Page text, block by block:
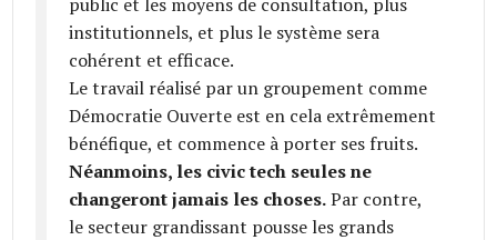
institutionnels, et plus le système sera
cohérent et efficace.
Le travail réalisé par un groupement comme
Démocratie Ouverte est en cela extrêmement
bénéfique, et commence à porter ses fruits.
Néanmoins, les civic tech seules ne
changeront jamais les choses.Par contre,
le secteur grandissant pousse les grands